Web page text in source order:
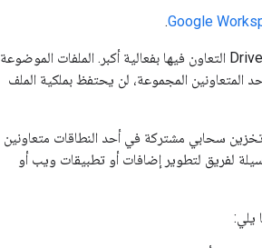
Google
.
مساحة مشتركة في Drive يمكن لمجموعات من مستخدمي Drive التعاون فيها بفعالية أكبر. الملفات الموضوعة
المجموعة، لن يحتفظ بملكية الملف
سحابي مشتركة في أحد النطاقات متعاونين
لفريق لتطوير إضافات أو تطبيقات ويب أو
يلي: